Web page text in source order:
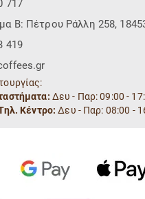
717
Β: Πέτρου Ράλλη 258,
419
Δευ - Παρ: 09:00 -
Κέντρο: Δευ - Παρ: 08:00 -